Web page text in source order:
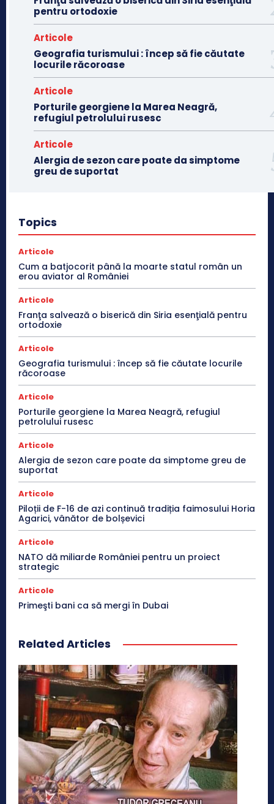
pentru ortodoxie
Articole
Geografia turismului : încep să fie căutate
locurile răcoroase
Articole
Porturile georgiene la Marea Neagră,
refugiul petrolului rusesc
Articole
Alergia de sezon care poate da simptome
greu de suportat
Topics
Articole
Cum a batjocorit până la moarte statul român un
erou aviator al României
Articole
Franţa salvează o biserică din Siria esenţială pentru
ortodoxie
Articole
Geografia turismului : încep să fie căutate locurile
răcoroase
Articole
Porturile georgiene la Marea Neagră, refugiul
petrolului rusesc
Articole
Alergia de sezon care poate da simptome greu de
suportat
Articole
Piloții de F-16 de azi continuă tradiția faimosului Horia
Agarici, vânător de bolșevici
Articole
NATO dă miliarde României pentru un proiect
strategic
Articole
Primeşti bani ca să mergi în Dubai
Related Articles